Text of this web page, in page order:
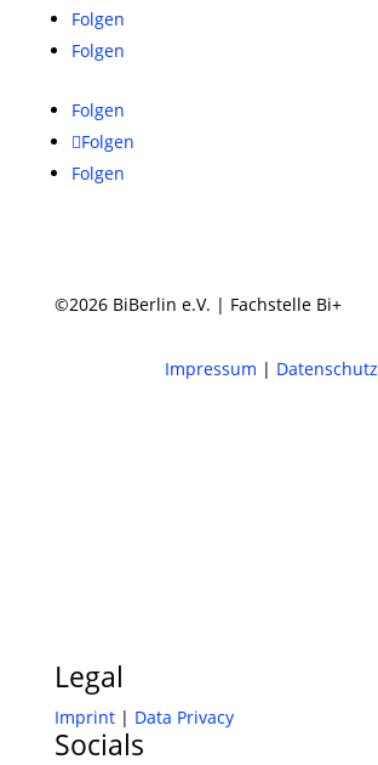
Folgen
Folgen
Folgen
Folgen
Folgen
©2026 BiBerlin e.V. | Fachstelle Bi+
Impressum | Datenschutz
Legal
Imprint| Data Privacy
Socials